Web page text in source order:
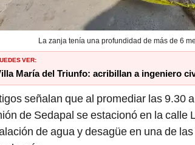
La zanja tenía una profundidad de más de 6
VER:
María del Triunfo: acribillan a ingeniero
señalan que al promediar las 9.30
de Sedapal se estacionó en la calle
de agua y desagüe en una de